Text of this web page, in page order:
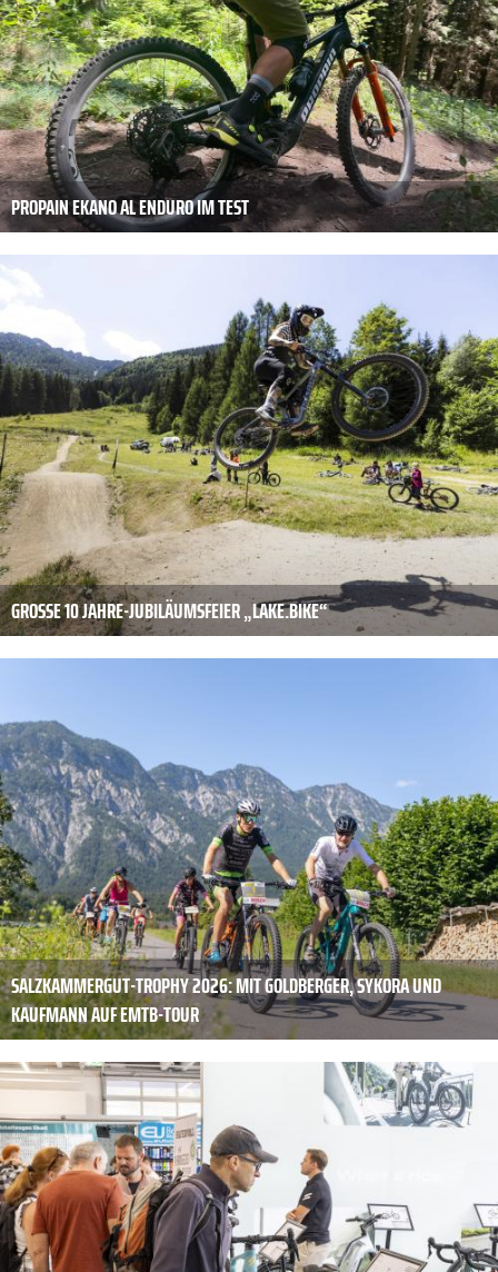
PROPAIN EKANO AL ENDURO IM TEST
GROSSE 10 JAHRE-JUBILÄUMSFEIER „LAKE.BIKE“
SALZKAMMERGUT-TROPHY 2026: MIT GOLDBERGER, SYKORA UND
KAUFMANN AUF EMTB-TOUR